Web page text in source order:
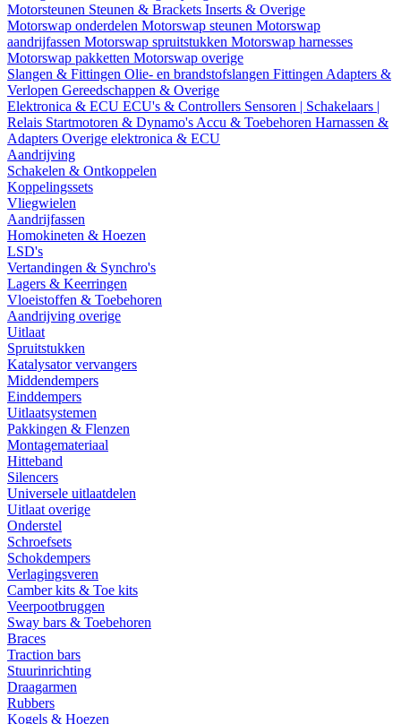
Motorsteunen Steunen & Brackets Inserts & Overige
Motorswap onderdelen Motorswap steunen Motorswap
aandrijfassen Motorswap spruitstukken Motorswap harnesses
Motorswap pakketten Motorswap overige
Slangen & Fittingen Olie- en brandstofslangen Fittingen Adapters &
Verlopen Gereedschappen & Overige
Elektronica & ECU ECU's & Controllers Sensoren | Schakelaars |
Relais Startmotoren & Dynamo's Accu & Toebehoren Harnassen &
Adapters Overige elektronica & ECU
Aandrijving
Schakelen & Ontkoppelen
Koppelingssets
Vliegwielen
Aandrijfassen
Homokineten & Hoezen
LSD's
Vertandingen & Synchro's
Lagers & Keerringen
Vloeistoffen & Toebehoren
Aandrijving overige
Uitlaat
Spruitstukken
Katalysator vervangers
Middendempers
Einddempers
Uitlaatsystemen
Pakkingen & Flenzen
Montagemateriaal
Hitteband
Silencers
Universele uitlaatdelen
Uitlaat overige
Onderstel
Schroefsets
Schokdempers
Verlagingsveren
Camber kits & Toe kits
Veerpootbruggen
Sway bars & Toebehoren
Braces
Traction bars
Stuurinrichting
Draagarmen
Rubbers
Kogels & Hoezen